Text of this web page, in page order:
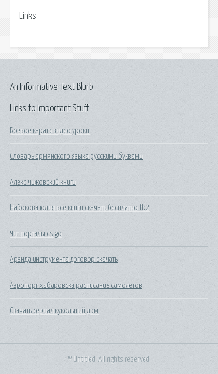
Links
Links to Important Stuff
Боевое каратэ видео уроки
Словарь армянского языка русскими буквами
Алекс чижовский книги
Набокова юлия все книги скачать бесплатно fb2
Чит порталы cs go
Аренда инструмента договор скачать
Аэропорт хабаровска расписание самолетов
Скачать сериал кукольный дом
An Informative Text Blurb
© Untitled. All rights reserved.